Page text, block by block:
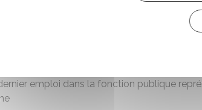
remplir
suivantes :
votre dernier emploi dans la fonction
(4 mois) ou moins de 610 heures
emploi dans la fonction publique a
emploi dans la fonction publique